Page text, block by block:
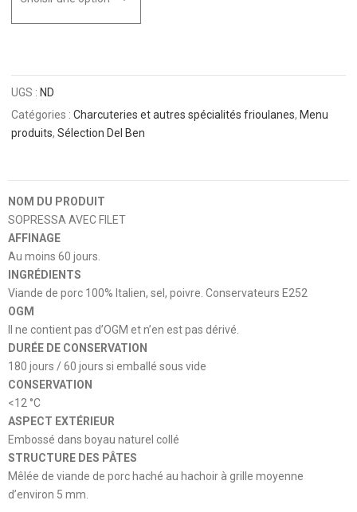
UGS : ND
Catégories :Charcuteries et autres spécialités frioulanes, Menu
produits,Sélection Del Ben
NOM DU PRODUIT
SOPRESSA AVEC FILET
AFFINAGE
Au moins 60 jours.
INGRÉDIENTS
Viande de porc 100% Italien, sel, poivre. Conservateurs E252
OGM
Il ne contient pas d’OGM et n’en est pas dérivé.
DURÉE DE CONSERVATION
180 jours / 60 jours si emballé sous vide
CONSERVATION
<12 °C
ASPECT EXTÉRIEUR
Embossé dans boyau naturel collé
STRUCTURE DES PÂTES
Mêlée de viande de porc haché au hachoir à grille moyenne
d’environ 5 mm.